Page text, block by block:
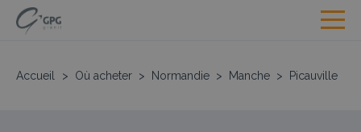
Accueil > Où acheter > Normandie > Manche > Picauville